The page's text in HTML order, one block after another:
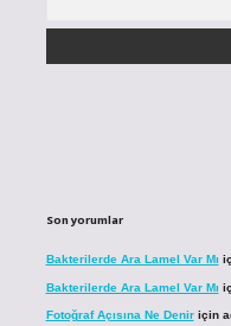
Son yorumlar
Bakterilerde Ara Lamel Var Mı
Bakterilerde Ara Lamel Var Mı
Fotoğraf Açısına Ne Deniriçin